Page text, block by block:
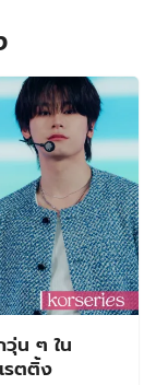
วุ่น ๆ ใน
รตติ้ง